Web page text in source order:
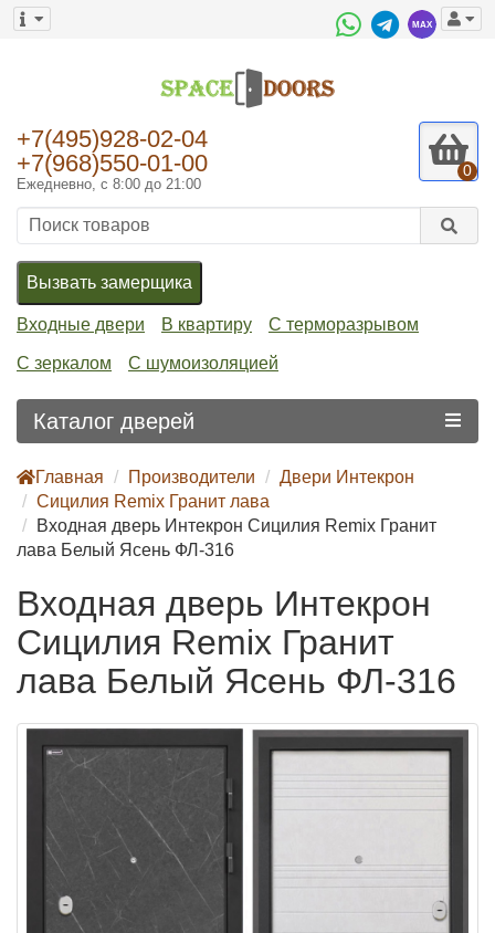
+7(495)928-02-04
+7(968)550-01-00
Ежедневно, с 8:00 до 21:00
0
Вызвать замерщика
Входные двери В квартиру С терморазрывом
С зеркалом С шумоизоляцией
Каталог дверей
Главная Производители
Двери Интекрон
Сицилия Remix Гранит лава
Входная дверь Интекрон Сицилия Remix Гранит
лава Белый Ясень ФЛ-316
Входная дверь Интекрон
Сицилия Remix Гранит
лава Белый Ясень ФЛ-316